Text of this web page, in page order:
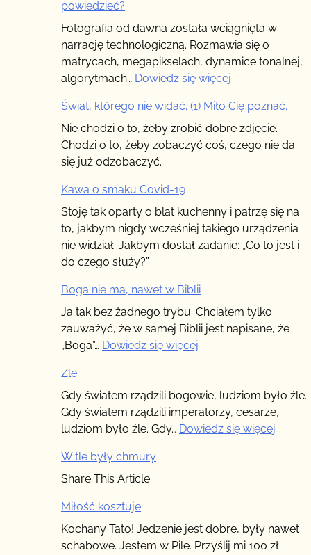
powiedzieć?
Fotografia od dawna została wciągnięta w
narrację technologiczną. Rozmawia się o
matrycach, megapikselach, dynamice tonalnej,
algorytmach… Dowiedz się więcej
którego
nie
widać
coś
powiedzieć?
Świat, którego nie widać. (1) Miło Cię poznać.
Nie chodzi o to, żeby zrobić dobre zdjęcie.
Chodzi o to, żeby zobaczyć coś, czego nie da
się już odzobaczyć.
Kawa o smaku Covid-19
Stoję tak oparty o blat kuchenny i patrzę się na
to, jakbym nigdy wcześniej takiego urządzenia
nie widział. Jakbym dostał zadanie: „Co to jest i
do czego służy?”
Boga nie ma, nawet w Biblii
Ja tak bez żadnego trybu. Chciałem tylko
zauważyć, że w samej Biblii jest napisane, że
„Boga”… Dowiedz się więcej
ma,
nawet
w
Źle
Gdy światem rządzili bogowie, ludziom było źle.
Gdy światem rządzili imperatorzy, cesarze,
ludziom było źle. Gdy… Dowiedz się więcej
W tle były chmury
Share This Article
Miłość kosztuje
Kochany Tato! Jedzenie jest dobre, były nawet
schabowe. Jestem w Pile. Przyślij mi 100 zł.